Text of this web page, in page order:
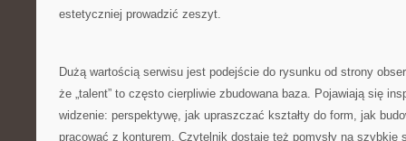
estetyczniej prowadzić zeszyt.
Dużą wartością serwisu jest podejście do rysunku od strony
że „talent” to często cierpliwie zbudowana baza. Pojawiają się
widzenie: perspektywę, jak upraszczać kształty do form, jak
pracować z konturem. Czytelnik dostaje też pomysły na szybkie